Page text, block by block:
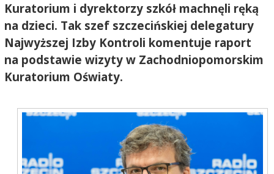
Kuratorium i dyrektorzy szkół machnęli ręką
na dzieci. Tak szef szczecińskiej delegatury
Najwyższej Izby Kontroli komentuje raport
na podstawie wizyty w Zachodniopomorskim
Kuratorium Oświaty.